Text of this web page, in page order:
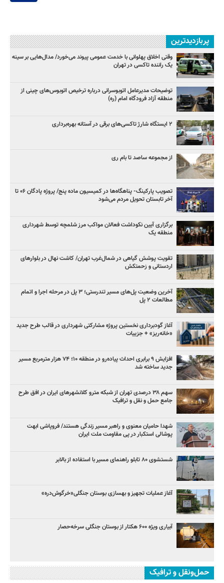
پربازدیدترین
وقتی اخلاق پهلوانی با خدمت عمومی پیوند می‌خورد/ مدال‌هایی بر سینه
یک راننده تاکسی در تهران
توضیحات مدیرعامل اتوبوسرانی درباره ترخیص اتوبوس‌های چینی از
منطقه آزاد فرودگاه امام (ره)
۲ ایستگاه شارژ تاکسی‌های برقی در آستانه بهره‌برداری
از مجموعه ساصد تا بام ری
تصویب پارکینگ- پناهگاه‌ها در کمیسیون ماده پنج/ پروژه پادگان ۰۶ تا
آخر تابستان تحویل مردم می‌شود
برگزاری آیین نکوداشت فعالان مواکب مرز شلمچه توسط شهرداری
منطقه یک
تقویت پوشش گیاهی در شمال‌غرب تهران/ کاشت نهال در بلوارهای
اردستانی و زحمتکش
آخرین وضعیت پل‌های مسیر تندرستی؛ ۳ پل در مرحله اجرا و اتمام
مطالعات ۲ پل
آغاز گودبرداری نخستین پروژه مشارکتی شهرداری در قالب طرح جدید
«خانه‌ریز» + جزییات
افزایش ۹ برابری احداث پیاده‌رو در منطقه ۱۰؛ ۷۴ هزار مترمربع مسیر
جدید ساخته شد
سهم ۳۸ درصدی تهران از شبکه مترو کلانشهرهای ایران در افق طرح
جامع حمل و نقل و ترافیک
شهدا حامیان معنوی و راهبر مسیر زندگی هستند/ فروپاشی ابهت
پوشالی استکبار در پی مقاومت ملت ایران
شستشوی ۸۰ تابلو راهنمای مسیر با استفاده از بالابر
آغاز عملیات تجهیز و بهسازی بوستان جنگلی«خرگوش‌دره»
آبیاری ویژه ۶۰۰ هکتار از بوستان جنگلی سرخه‌حصار
حمل‌ونقل و ترافیک